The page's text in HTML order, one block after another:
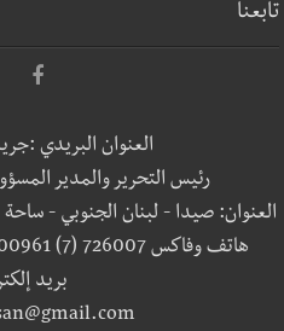
تابعنا
العنوان البريدي
رئيس التحرير والمدير
العنوان: صيدا - لبنان الجنوبي - ساحة
هاتف وفاكس 726007 (7) 00961 - خليوي 226013 (3) 00961
بريد